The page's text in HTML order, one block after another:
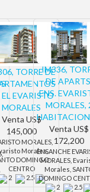
TORRE DE
EL EVARISTO
MORALES
Venta US$
145,000
MORALES,
Morales,
DOMINGO
CENTRO
2
2.5
IM336,
DE
ENS.
MORALES,
VentaUS$
172,200
ENSANCHE
MORALES,
Morales,
DOMINGO
2
2.5